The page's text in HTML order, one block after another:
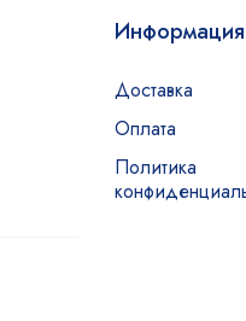
Информация
Доставка
Оплата
Политика